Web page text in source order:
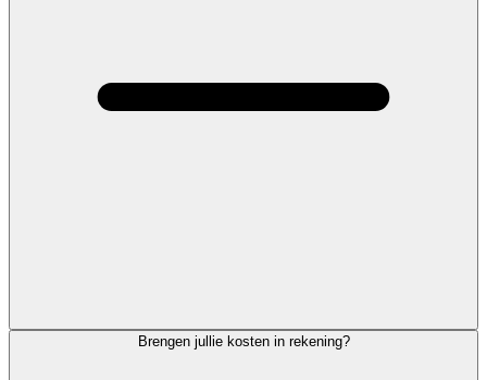
Brengen jullie kosten in rekening?